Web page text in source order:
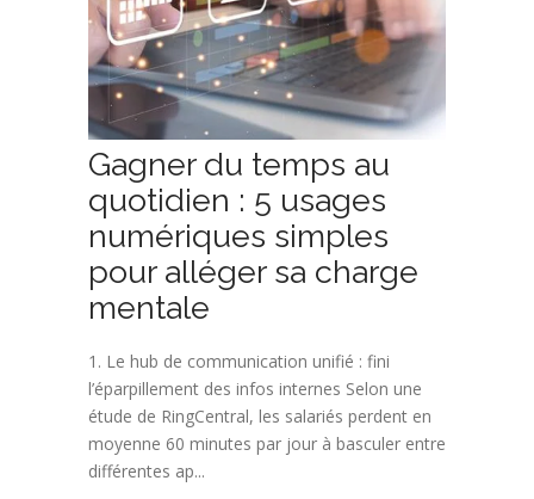
Gagner du temps au
quotidien : 5 usages
numériques simples
pour alléger sa charge
mentale
1. Le hub de communication unifié : fini
l’éparpillement des infos internes Selon une
étude de RingCentral, les salariés perdent en
moyenne 60 minutes par jour à basculer entre
différentes ap...